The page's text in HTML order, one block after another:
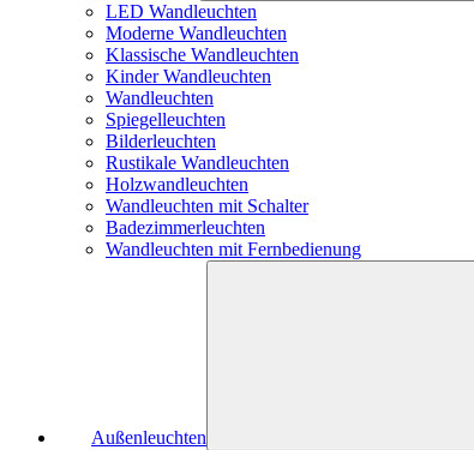
LED Wandleuchten
Moderne Wandleuchten
Klassische Wandleuchten
Kinder Wandleuchten
Wandleuchten
Spiegelleuchten
Bilderleuchten
Rustikale Wandleuchten
Holzwandleuchten
Wandleuchten mit Schalter
Badezimmerleuchten
Wandleuchten mit Fernbedienung
Außenleuchten